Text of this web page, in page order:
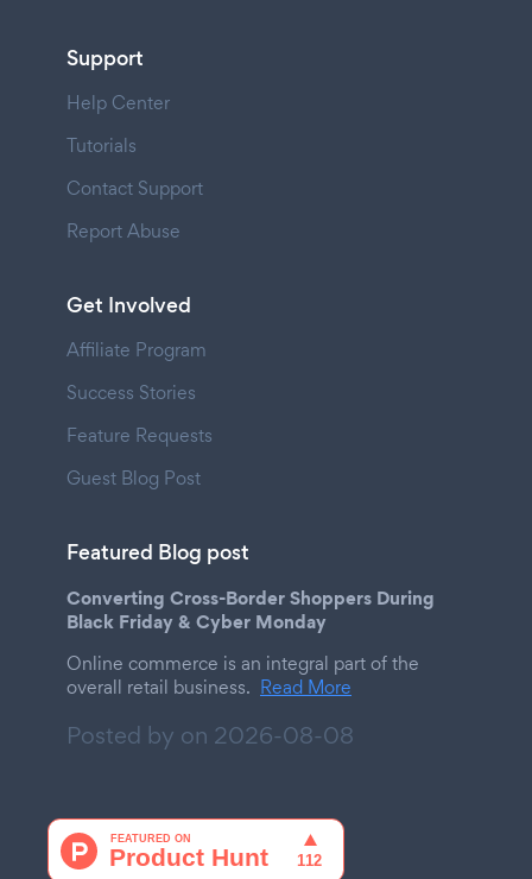
Support
Help Center
Tutorials
Contact Support
Report Abuse
Get Involved
Affiliate Program
Success Stories
Feature Requests
Guest Blog Post
Featured Blog post
Converting Cross-Border Shoppers During
Black Friday & Cyber Monday
Online commerce is an integral part of the
overall retail business. Read More
Posted by on 2026-08-08